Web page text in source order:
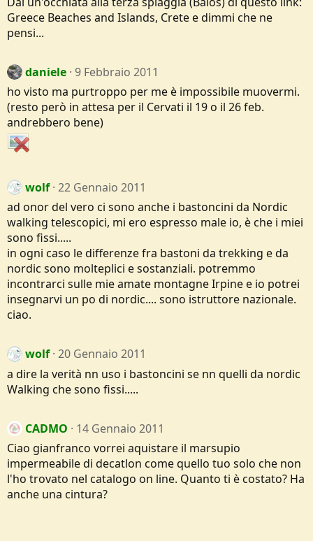
Greece Beaches and Islands, Crete e dimmi che ne
pensi...
daniele 9 Febbraio 2011
ho visto ma purtroppo per me è impossibile muovermi.
(resto però in attesa per il Cervati il 19 o il 26 feb.
andrebbero bene)
wolf 22 Gennaio 2011
ad onor del vero ci sono anche i bastoncini da Nordic
walking telescopici, mi ero espresso male io, è che i miei
sono fissi.....
in ogni caso le differenze fra bastoni da trekking e da
nordic sono molteplici e sostanziali. potremmo
incontrarci sulle mie amate montagne Irpine e io potrei
insegnarvi un po di nordic.... sono istruttore nazionale.
ciao.
wolf 20 Gennaio 2011
a dire la verità nn uso i bastoncini se nn quelli da nordic
Walking che sono fissi.....
CADMO
14 Gennaio 2011
Ciao gianfranco vorrei aquistare il marsupio
impermeabile di decatlon come quello tuo solo che non
l'ho trovato nel catalogo on line. Quanto ti è costato? Ha
anche una cintura?